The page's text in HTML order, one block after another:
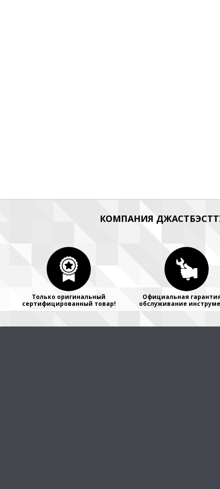
КОМПАНИЯ
Только оригинальный
сертифицированный товар!
Официальная
обслуживание